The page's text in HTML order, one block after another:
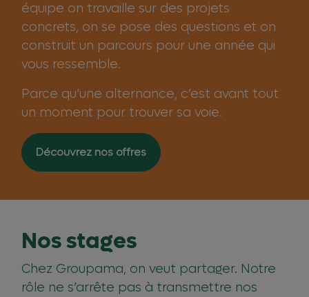
Nos stages
Chez Groupama, on veut partager. Notre
rôle ne s’arrête pas à transmettre nos
équipe on travaille sur des projets
concrets, on se pose des questions et on
construit un parcours pour une année qui
vous ressemble.
Parce qu’une alternance, c’est avant tout
un moment pour trouver sa voie.
Découvrez nos offres